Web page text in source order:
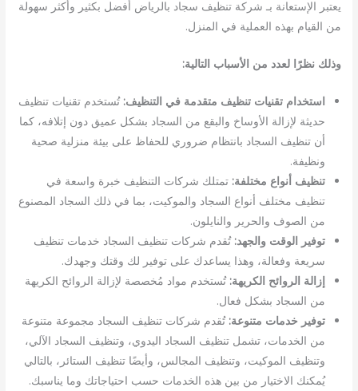
يعتبر الإستعانة بـ شركة تنظيف سجاد بالرياض أفضل بكثير وأكثر سهولة
من القيام بهذه العملية في المنزل.
وذلك نظرًا لعدد من الأسباب التالية:
استخدام تقنيات تنظيف متقدمة في التنظيف: تُستخدم تقنيات تنظيف
حديثة لإزالة الأوساخ والبقع من السجاد بشكل عميق دون إتلافه، كما
أن تنظيف السجاد بانتظام ضروري للحفاظ على بيئة منزلية صحية
ونظيفة.
تنظيف أنواع مختلفة:تمتلك شركات التنظيف خبرة واسعة في
تنظيف مختلف أنواع السجاد والموكيت، بما في ذلك السجاد المصنوع
من الصوف والحرير والنايلون.
توفير الوقت والجهد: تُقدم شركات تنظيف السجاد خدمات تنظيف
سريعة وفعالة، وهذا يساعدك على توفير لك وقتك وجهدك.
إزالة الروائح الكريهة: تُستخدم مواد مُخصصة لإزالة الروائح الكريهة
من السجاد بشكل فعال.
توفير خدمات متنوعة: تُقدم شركات تنظيف السجاد مجموعة متنوعة
من الخدمات، تشمل تنظيف السجاد اليدوي، وتنظيف السجاد الآلي،
وتنظيف الموكيت، وتنظيف المجالس، وأيضًا تنظيف الستائر، بالتالي
يُمكنك الاختيار من بين هذه الخدمات حسب احتياجاتك وما يناسبك.